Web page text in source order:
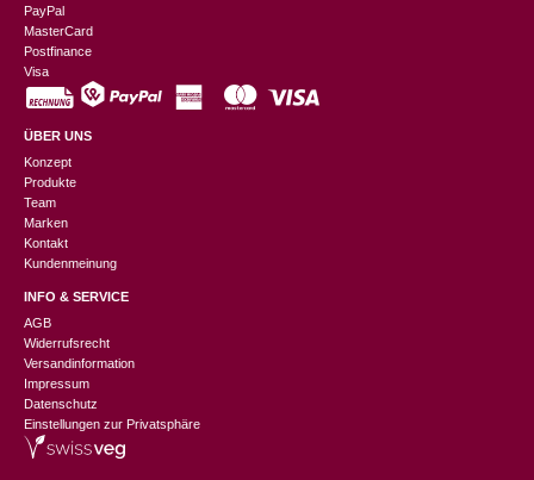
PayPal
MasterCard
Postfinance
Visa
ÜBER UNS
Konzept
Produkte
Team
Marken
Kontakt
Kundenmeinung
INFO & SERVICE
AGB
Widerrufsrecht
Versandinformation
Impressum
Datenschutz
Einstellungen zur Privatsphäre